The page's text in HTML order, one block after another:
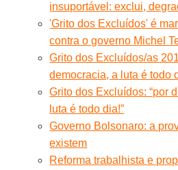
insuportável: exclui,
'Grito dos Excluídos' é
contra o governo Michel
Grito dos Excluídos/as
democracia, a luta é todo
Grito dos Excluídos: “por
luta é todo dia!”
Governo Bolsonaro: a
existem
Reforma trabalhista e